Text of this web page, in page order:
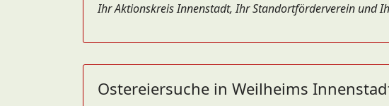
Ihr Aktionskreis Innenstadt, Ihr Standortförderverein und
Ostereiersuche in Weilheims